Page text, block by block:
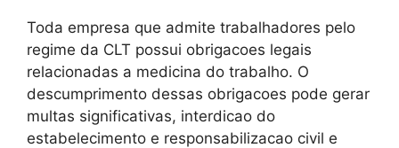
Toda empresa que admite trabalhadores pelo
regime da CLT possui obrigacoes legais
relacionadas a medicina do trabalho. O
descumprimento dessas obrigacoes pode gerar
multas significativas, interdicao do
estabelecimento e responsabilizacao civil e